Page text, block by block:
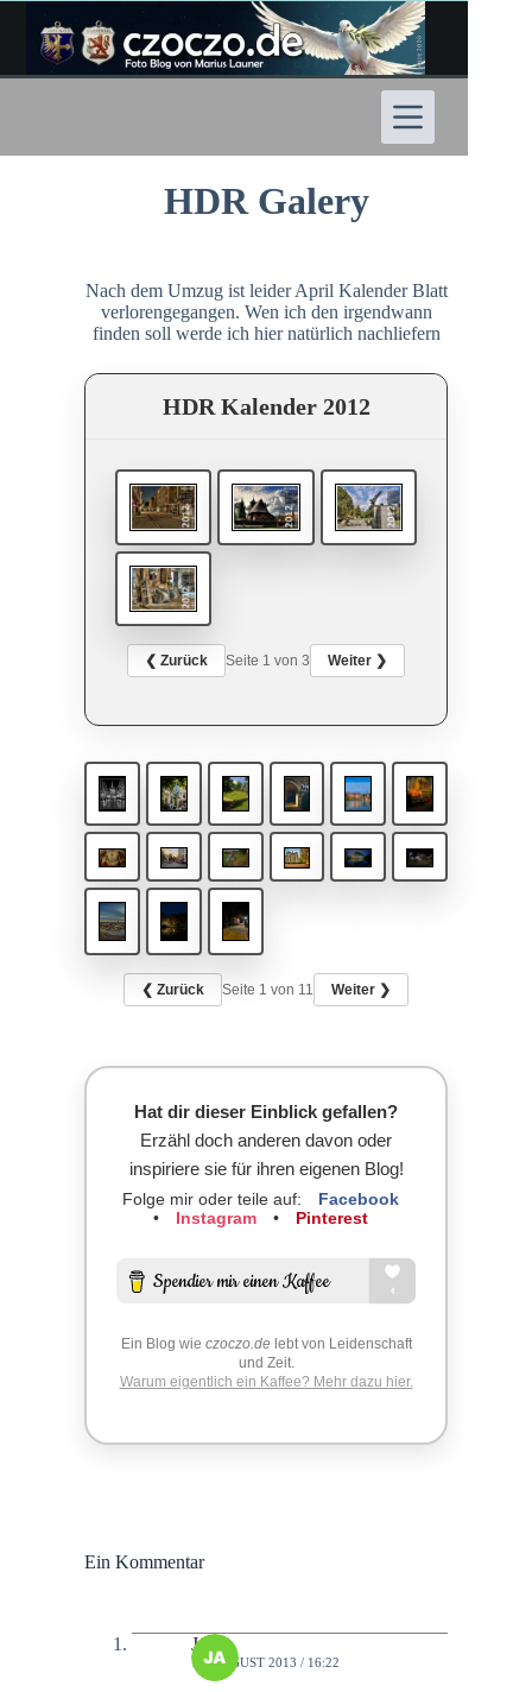
Inhalt
springen
HDR Galery
Nach dem Umzug ist leider April Kalender Blatt
verlorengegangen. Wen ich den irgendwann
finden soll werde ich hier natürlich nachliefern
HDR Kalender 2012
❮ Zurück Seite 1 von 3 Weiter ❯
❮ Zurück Seite 1 von 11 Weiter ❯
Hat dir dieser Einblick gefallen?
Erzähl doch anderen davon oder
inspiriere sie für ihren eigenen Blog!
Folge mir oder teile auf:
Facebook
•
Instagram • Pinterest
Ein Blog wie czoczo.delebt von Leidenschaft
und Zeit.
Warum eigentlich ein Kaffee? Mehr dazu hier.
Ein Kommentar
Jan
11. AUGUST 2013 / 16:22